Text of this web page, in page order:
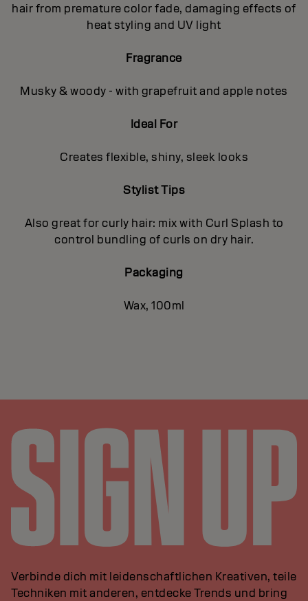
hair from premature color fade, damaging effects of
heat styling and UV light
Fragrance
Musky & woody - with grapefruit and apple notes
Ideal For
Creates flexible, shiny, sleek looks
Stylist Tips
Also great for curly hair: mix with Curl Splash to
control bundling of curls on dry hair.
Packaging
Wax, 100ml
Verbinde dich mit leidenschaftlichen Kreativen, teile
Techniken mit anderen, entdecke Trends und bring